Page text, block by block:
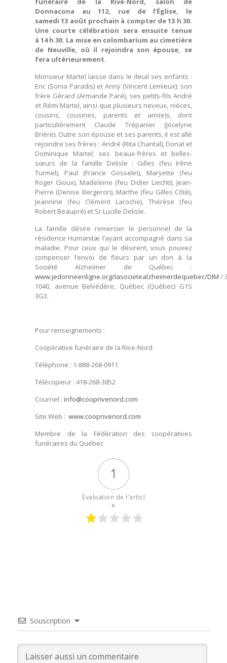
Donnacona au 112, rue de l’Église, le
samedi 13 août prochain à compter de 13 h 30.
Une courte célébration sera ensuite tenue
à 14 h 30. La mise en colombarium au cimetière
de Neuville, où il rejoindra son épouse, se
fera ultérieurement.
Monsieur Martel laisse dans le deuil ses enfants :
Eric (Sonia Paradis) et Anny (Vincent Lemieux); son
frère Gérard (Armande Paré), ses petits-fils André
et Rémi Martel, ainsi que plusieurs neveux, nièces,
cousins, cousines, parents et ami(e)s, dont
particulièrement Claude Trépanier (Jocelyne
Brière). Outre son épouse et ses parents, il est allé
rejoindre ses frères : André (Rita Chantal), Donat et
Dominique Martel; ses beaux-frères et belles-
sœurs de la famille Delisle : Gilles (feu Irène
Turmel), Paul (France Gosselin), Maryette (feu
Roger Gioux), Madeleine (feu Didier Liechti), Jean-
Pierre (Denise Bergeron), Marthe (feu Gilles Côté),
Jeannine (feu Clément Laroche), Thérèse (feu
Robert Beaupré) et Sr Lucille Delisle.
La famille désire remercier le personnel de la
résidence Humanitæ l’ayant accompagné dans sa
maladie. Pour ceux qui le désirent, vous pouvez
compenser l’envoi de fleurs par un don à la
Société Alzheimer de Québec :
www.jedonneenligne.org/lasocietealzheimerdequebec/DIM /
1040, avenue Belvédère, Québec (Québec) G1S
3G3.
Pour renseignements :
Coopérative funéraire de la Rive-Nord
Téléphone : 1-888-268-0911
Télécopieur : 418-268-3852
Courriel :info@cooprivenord.com
Site Web :www.cooprivenord.com
Membre de la Fédération des coopératives
funéraires du Québec
1
Évaluation de l'articl
e
Souscription